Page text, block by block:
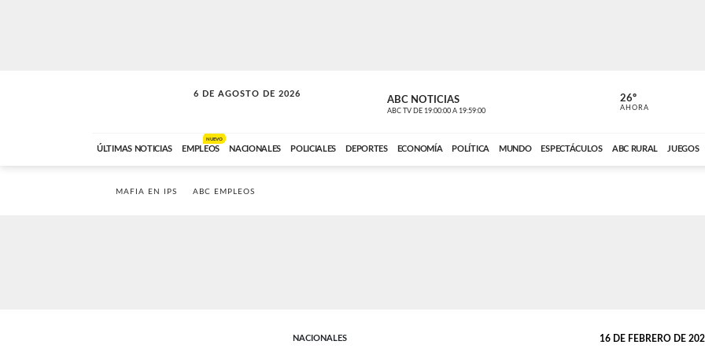
6 DE AGOSTO DE 2026
SOLO MÚSICA ABC NOTICIAS
ABC TV DE 19:00:00 A 19:59:00 ABC CARDINAL
26º
AHORA
ÚLTIMAS NOTICIAS EMPLEOS
NUEVO
NACIONALES POLICIALES DEPORTES ECONOMÍA POLÍTICA MUNDO ESPECTÁCULOS ABC RURAL JUEGOS
MAFIA EN IPS ABC EMPLEOS
NACIONALES 16 DE FEBRERO DE